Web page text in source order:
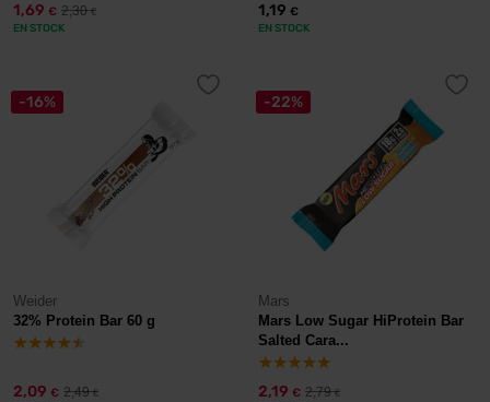
1,69 € 2,30€
EN STOCK
1,19 €
EN STOCK
-16%
Weider
32% Protein Bar 60 g
2,09 € 2,49€
-22%
Mars
Mars Low Sugar HiProtein Bar
Salted Cara...
2,19 € 2,79€